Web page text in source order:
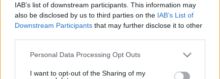
IAB’s list of downstream participants. This information may
also be disclosed by us to third parties on the IAB’s List of
Downstream Participants that may further disclose it to other
Please note that this website/app uses one or more Google
not limited to your visit or usage behaviour. You may click to
Personal Data Processing Opt Outs
I want to opt-out of the Sharing of my